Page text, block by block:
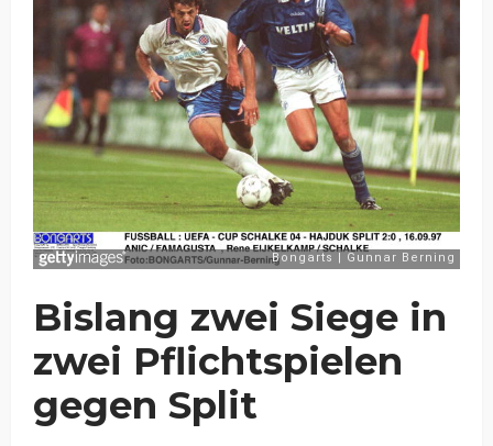
Bislang zwei Siege in
zwei Pflichtspielen
gegen Split